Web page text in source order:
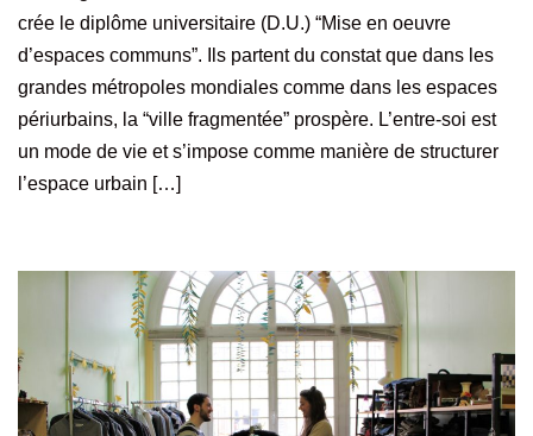
crée le diplôme universitaire (D.U.) “Mise en oeuvre
d’espaces communs”. Ils partent du constat que dans les
grandes métropoles mondiales comme dans les espaces
périurbains, la “ville fragmentée” prospère. L’entre-soi est
un mode de vie et s’impose comme manière de structurer
l’espace urbain […]